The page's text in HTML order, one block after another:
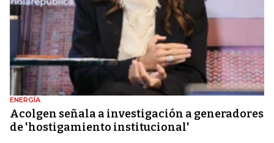
ENERGÍA
Acolgen señala a investigación a generadores
de 'hostigamiento institucional'